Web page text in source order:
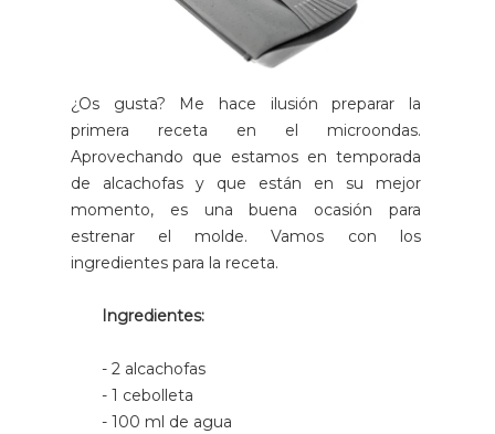
¿Os gusta? Me hace ilusión preparar la
primera receta en el microondas.
Aprovechando que estamos en temporada
de alcachofas y que están en su mejor
momento, es una buena ocasión para
estrenar el molde. Vamos con los
ingredientes para la receta.
Ingredientes:
- 2 alcachofas
- 1 cebolleta
- 100 ml de agua